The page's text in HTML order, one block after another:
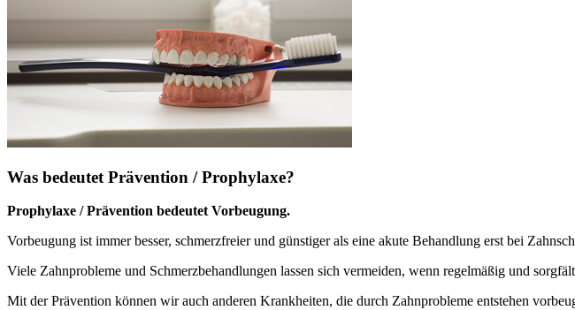
Was bedeutet Prävention / Prophylaxe?
Prophylaxe / Prävention bedeutet Vorbeugung.
Vorbeugung ist immer besser, schmerzfreier und günstiger als eine akute Behandlung erst bei
Viele Zahnprobleme und Schmerzbehandlungen lassen sich vermeiden, wenn regelmäßig und
Mit der Prävention können wir auch anderen Krankheiten, die durch Zahnprobleme entstehen